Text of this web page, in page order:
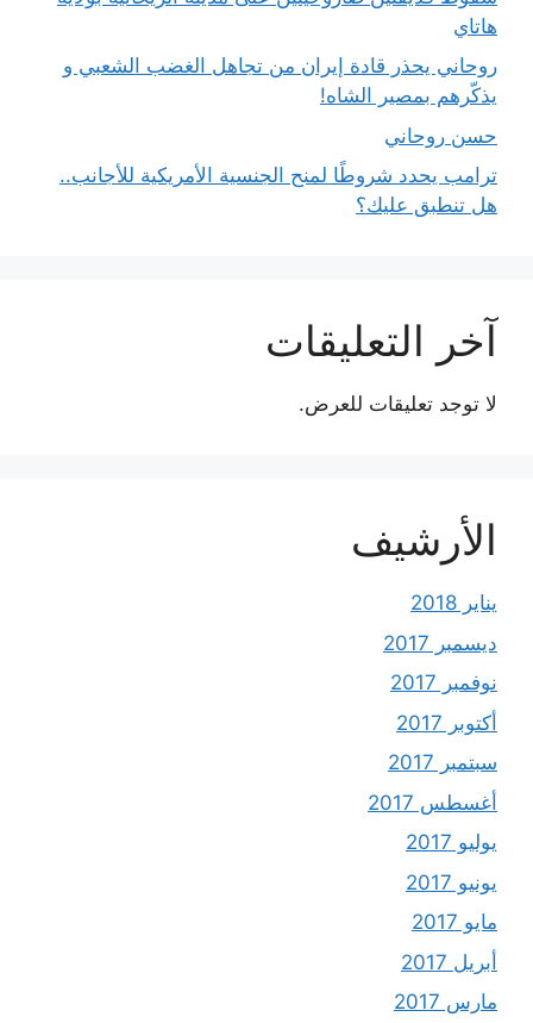
هاتاي
روحاني يحذر قادة إيران من تجاهل الغضب الشعبي و
يذكّرهم بمصير الشاه!
حسن روحاني
ترامب يحدد شروطًا لمنح الجنسية الأمريكية للأجانب..
هل تنطبق عليك؟
آخر التعليقات
لا توجد تعليقات للعرض.
الأرشيف
يناير 2018
ديسمبر 2017
نوفمبر 2017
أكتوبر 2017
سبتمبر 2017
أغسطس 2017
يوليو 2017
يونيو 2017
مايو 2017
أبريل 2017
مارس 2017